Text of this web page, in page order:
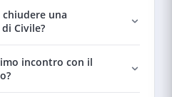
una
Civile?
incontro con il